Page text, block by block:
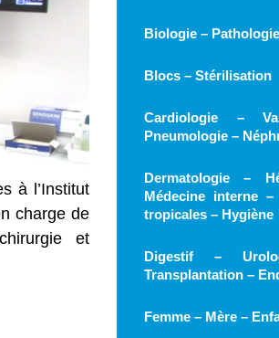
à l’Institut
charge de
et
Biologie – Pathologie
Blocs – Stérilisation
Cardiologie –
Pneumologie –
Dermatologie –
Médecine interne
tropicales – Hygiène
Digestif –
Transplantation –
Femme – Mère –